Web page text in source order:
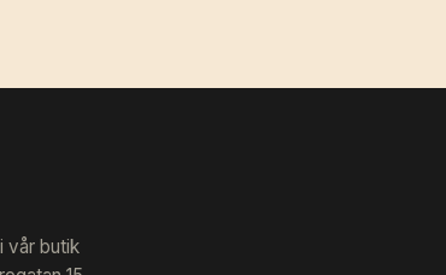
vår butik